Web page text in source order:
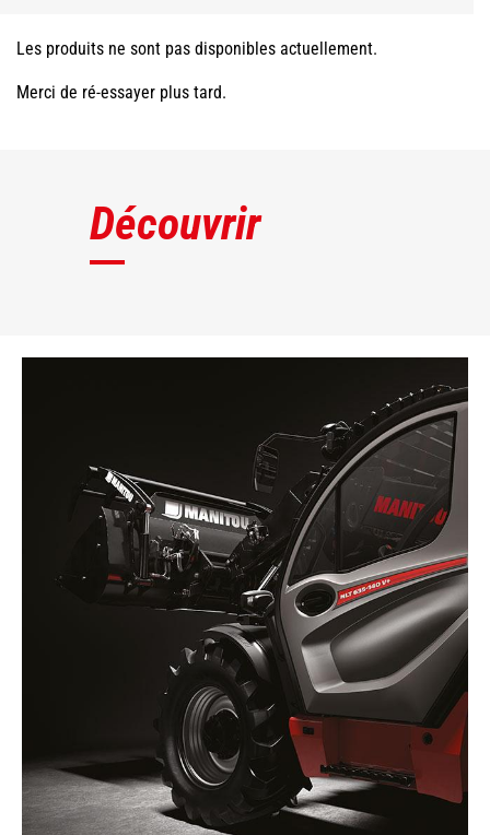
Les produits ne sont pas disponibles actuellement.
Merci de ré-essayer plus tard.
Découvrir